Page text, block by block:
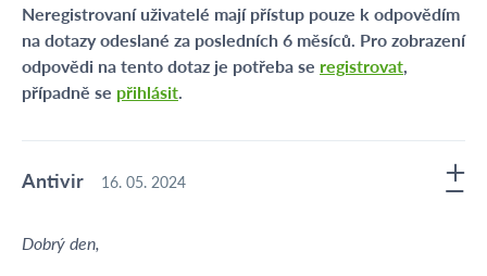
Neregistrovaní uživatelé mají přístup pouze k odpovědím
na dotazy odeslané za posledních 6 měsíců. Pro zobrazení
odpovědi na tento dotaz je potřeba se registrovat,
případně se přihlásit.
Antivir 16. 05. 2024
Dobrý den,